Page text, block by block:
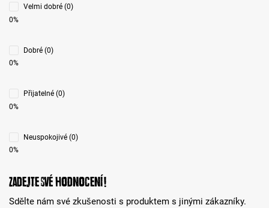
Velmi dobré (0)
0%
Dobré (0)
0%
Přijatelné (0)
0%
Neuspokojivé (0)
0%
Zadejte své hodnocení!
Sdělte nám své zkušenosti s produktem s jinými zákazníky.